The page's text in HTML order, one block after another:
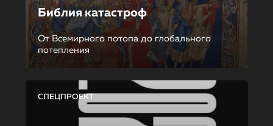
Библия катастроф
От Всемирного потопа до глобального
потепления
СПЕЦПРОЕКТ